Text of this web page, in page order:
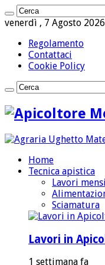
venerdì , 7 Agosto 2026
Regolamento
Contattaci
Cookie Policy
Home
Tecnica apistica
Lavori
Sciamatura
Lavori in
1 settimana fa